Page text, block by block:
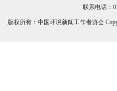
联系电话：
版权所有：中国环境新闻工作者协会